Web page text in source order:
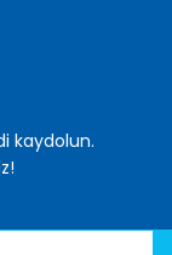
kaydolun.